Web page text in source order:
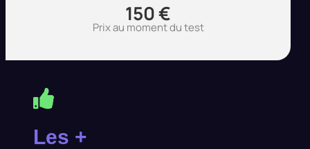
150€
Prix au moment du test
Les +